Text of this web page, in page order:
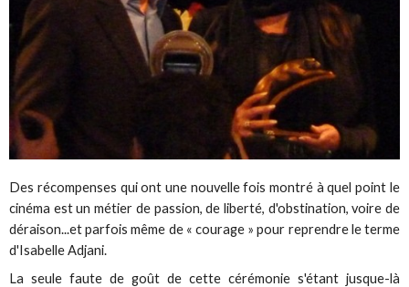
Des récompenses qui ont une nouvelle fois montré à quel point le
cinéma est un métier de passion, de liberté, d'obstination, voire de
déraison...et parfois même de « courage » pour reprendre le terme
d'Isabelle Adjani.
La seule faute de goût de cette cérémonie s'étant jusque-là